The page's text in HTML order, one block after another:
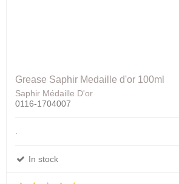
Grease Saphir Medaille d'or 100ml
Saphir Médaille D'or
0116-1704007
.
In stock